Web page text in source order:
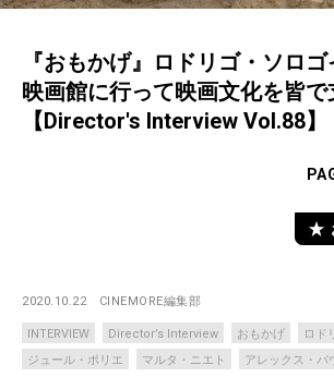
『おもかげ』ロドリゴ・ソロ
映画館に行って映画文化を皆
【Director's Interview Vol.88】
2020.10.22 CINEMORE編集部
INTERVIEW Director’s Interview おもかげ
ロド
ジュール・ポリエ
マルタ・ニエト アレックス・パ